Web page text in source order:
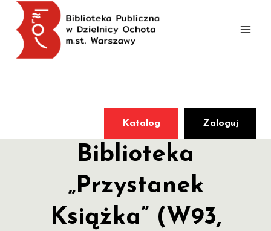
Przejdź
treści
Katalog Zaloguj
Biblioteka
„Przystanek
Książka” (W93,